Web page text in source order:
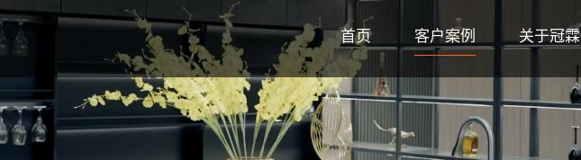
首页 客户案例 关于冠霖